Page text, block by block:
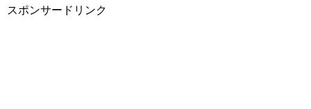
スポンサードリンク